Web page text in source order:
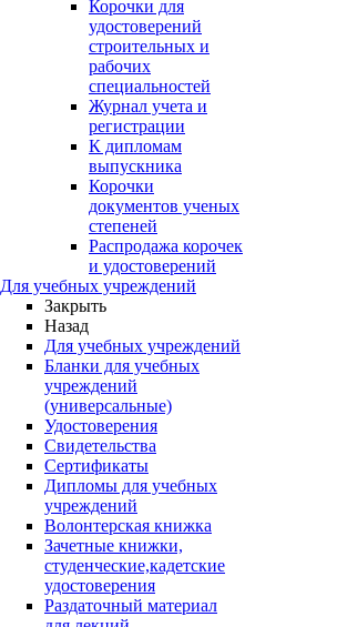
Корочки для
удостоверений
строительных и
рабочих
специальностей
Журнал учета и
регистрации
К дипломам
выпускника
Корочки
документов ученых
степеней
Распродажа корочек
и удостоверений
Для учебных учреждений
Закрыть
Назад
Для учебных учреждений
Бланки для учебных
учреждений
(универсальные)
Удостоверения
Свидетельства
Сертификаты
Дипломы для учебных
учреждений
Волонтерская книжка
Зачетные книжки,
студенческие,кадетские
удостоверения
Раздаточный материал